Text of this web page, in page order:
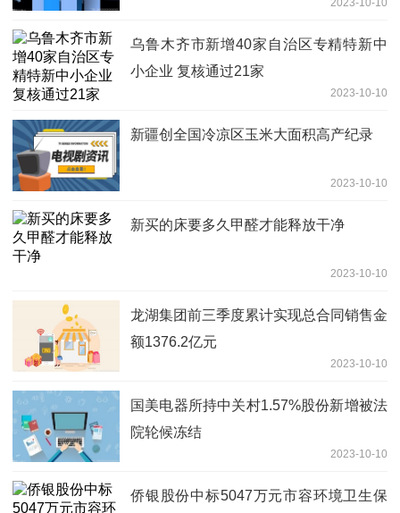
2023-10-10
乌鲁木齐市新增40家自治区专精特新中
小企业 复核通过21家
2023-10-10
新疆创全国冷凉区玉米大面积高产纪录
2023-10-10
新买的床要多久甲醛才能释放干净
2023-10-10
龙湖集团前三季度累计实现总合同销售金
额1376.2亿元
2023-10-10
国美电器所持中关村1.57%股份新增被法
院轮候冻结
2023-10-10
侨银股份中标5047万元市容环境卫生保